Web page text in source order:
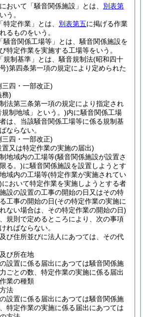
おいて「騒音関係施設」とは、 別表第
う。
定作業」とは、 別表第五に掲げる作業
るものをいう。
騒音関係工場等」とは、騒音関係施設を
特定作業を実施する工場等をいう。
規制基準」とは、騒音規制法(昭和四十
)第四条第一項の規定により定められた
四・一部改正)
務)
法第三条第一項の規定により指定され
制地域」という。)内に騒音関係工場
は、当該騒音関係工場等に係る規制基
ならない。
四・一部改正)
又は特定作業の実施の届出)
地域内の工場等(騒音関係施設が設置さ
る。)に騒音関係施設を設置しようとす
域内の工場等(特定作業が実施されてい
において特定作業を実施しようとする者
設の設置の工事の開始の日又はその特
工事の開始の日(その特定作業の実施に
ない場合は、その特定作業の開始の日)
規則で定めるところにより、次の事項
ればならない。
び住所並びに法人にあつては、その代
び所在地
設置に係る届出にあつては騒音関係施
ごとの数、特定作業の実施に係る届出
業の種類
法
設置に係る届出にあつては騒音関係施
特定作業の実施に係る届出にあつては